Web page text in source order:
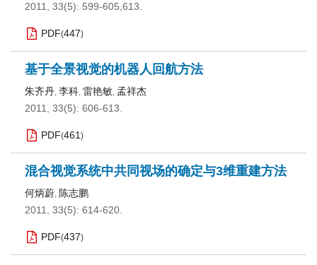
2011, 33(5): 599-605,613.
PDF(447)
基于全景视觉的机器人回航方法
朱齐丹, 李科, 雷艳敏, 孟祥杰
2011, 33(5): 606-613.
PDF(461 )
混合视觉系统中共同视场的确定与3维重建方法
何炳蔚, 陈志鹏
2011, 33(5): 614-620.
PDF(437)